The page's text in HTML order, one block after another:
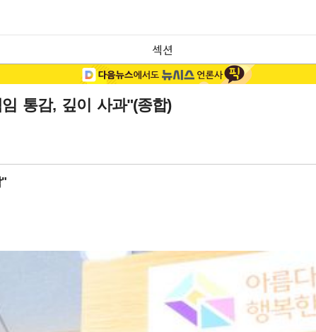
섹션
통감, 깊이 사과"(종합)